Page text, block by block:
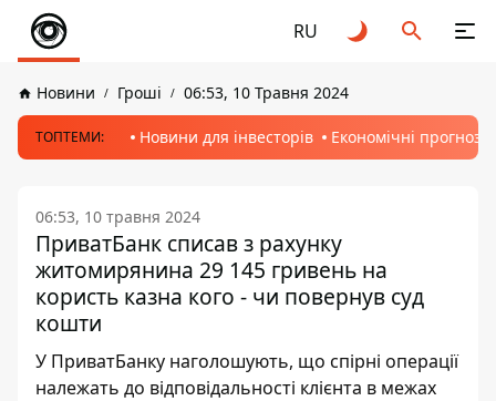
RU
Новини Гроші 06:53, 10 Травня 2024
ТОПТЕМИ: Новини для інвесторів Економічні прогнози
06:53, 10 травня 2024
ПриватБанк списав з рахунку
житомирянина 29 145 гривень на
користь казна кого - чи повернув суд
кошти
У ПриватБанку наголошують, що спірні операції
належать до відповідальності клієнта в межах